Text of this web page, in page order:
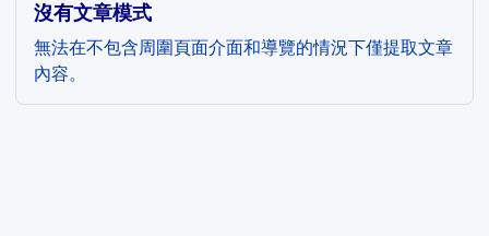
沒有文章模式
無法在不包含周圍頁面介面和導覽的情況下僅提取文章
內容。